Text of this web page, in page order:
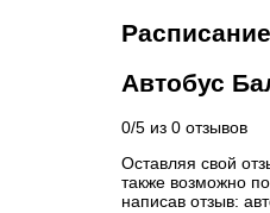
Автобус
0/5 из 0 отзывов
Оставляя свой
также возможно
написав отзыв: